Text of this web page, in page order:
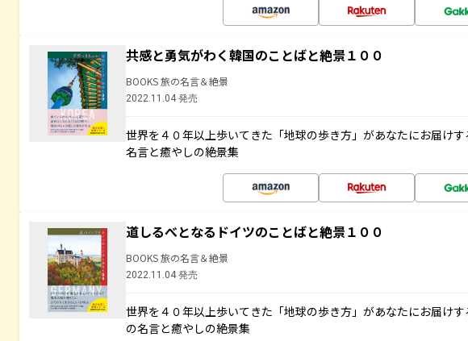
共感と勇気がわく韓国のことばと絶景１００
BOOKS 旅の名言＆絶景
2022.11.04 発売
世界を４０年以上歩いてきた「地球の歩き方」があなたにお届け
名言と癒やしの絶景集
道しるべとなるドイツのことばと絶景１００
BOOKS 旅の名言＆絶景
2022.11.04 発売
世界を４０年以上歩いてきた「地球の歩き方」があなたにお届け
の名言と癒やしの絶景集